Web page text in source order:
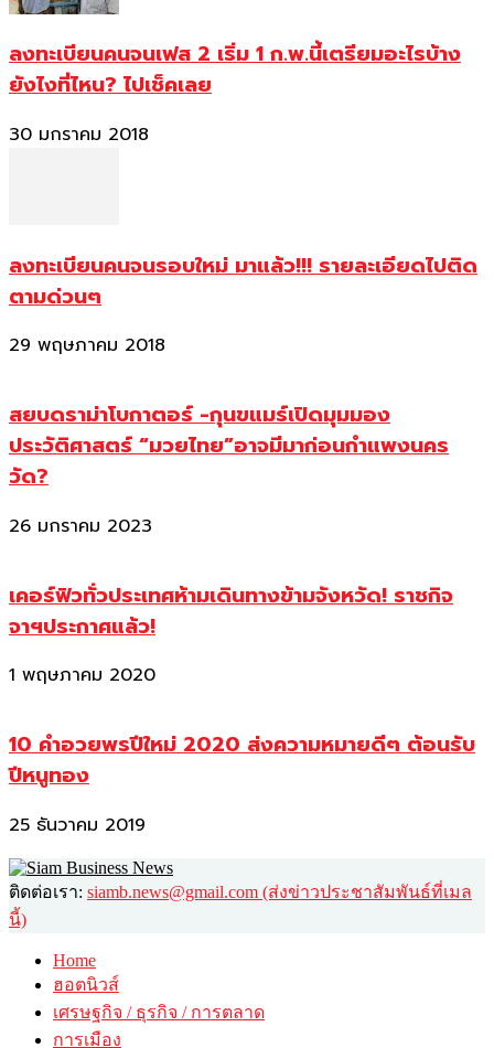
ลงทะเบียนคนจนเฟส 2 เริ่ม 1 ก.พ.นี้เตรียมอะไรบ้าง
ยังไงที่ไหน? ไปเช็คเลย
30 มกราคม 2018
ลงทะเบียนคนจนรอบใหม่ มาแล้ว!!! รายละเอียดไปติด
ตามด่วนๆ
29 พฤษภาคม 2018
สยบดราม่าโบกาตอร์ -กุนขแมร์เปิดมุมมอง
ประวัติศาสตร์ “มวยไทย”อาจมีมาก่อนกำแพงนคร
วัด?
26 มกราคม 2023
เคอร์ฟิวทั่วประเทศห้ามเดินทางข้ามจังหวัด! ราชกิจ
จาฯประกาศแล้ว!
1 พฤษภาคม 2020
10 คำอวยพรปีใหม่ 2020 ส่งความหมายดีๆ ต้อนรับ
ปีหนูทอง
25 ธันวาคม 2019
ติดต่อเรา: siamb.news@gmail.com (ส่งข่าวประชาสัมพันธ์ที่เมล
นี้)
Home
ฮอตนิวส์
เศรษฐกิจ / ธุรกิจ / การตลาด
การเมือง